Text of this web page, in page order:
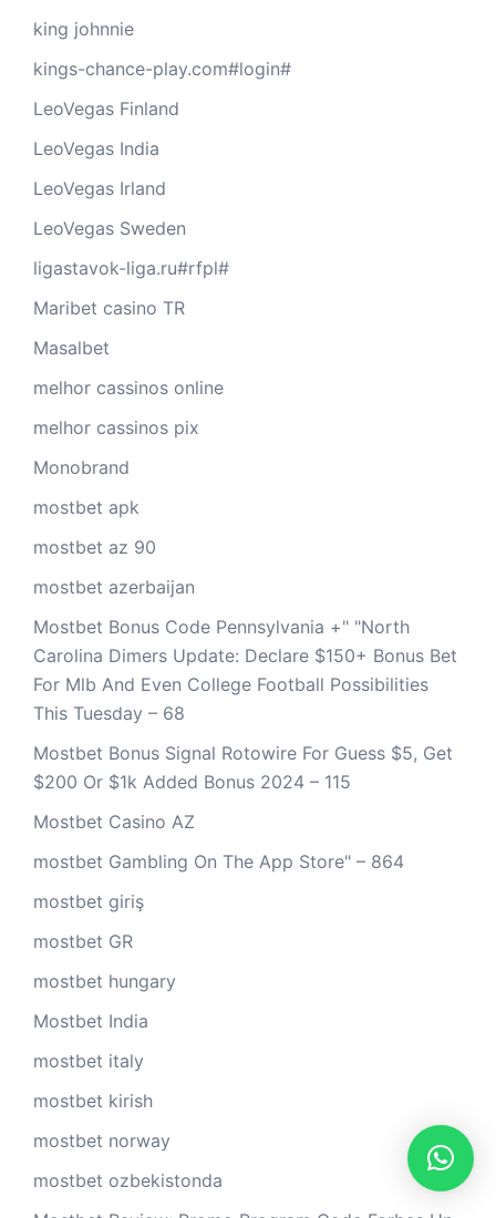
king johnnie
kings-chance-play.com#login#
LeoVegas Finland
LeoVegas India
LeoVegas Irland
LeoVegas Sweden
ligastavok-liga.ru#rfpl#
Maribet casino TR
Masalbet
melhor cassinos online
melhor cassinos pix
Monobrand
mostbet apk
mostbet az 90
mostbet azerbaijan
Mostbet Bonus Code Pennsylvania +" "North
Carolina Dimers Update: Declare $150+ Bonus Bet
For Mlb And Even College Football Possibilities
This Tuesday – 68
Mostbet Bonus Signal Rotowire For Guess $5, Get
$200 Or $1k Added Bonus 2024 – 115
Mostbet Casino AZ
‎mostbet Gambling On The App Store" – 864
mostbet giriş
mostbet GR
mostbet hungary
Mostbet India
mostbet italy
mostbet kirish
mostbet norway
mostbet ozbekistonda